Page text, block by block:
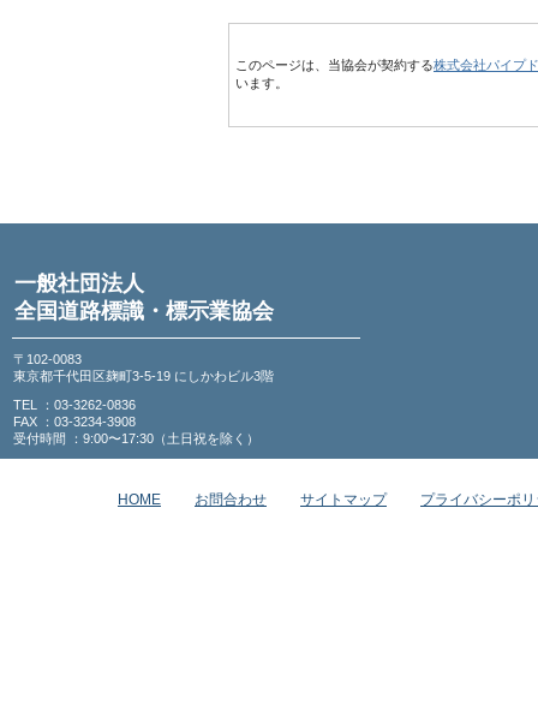
このページは、当協会が契約する株式会社パイプ
います。
一般社団法人
全国道路標識・標示業協会
〒102-0083
東京都千代田区麹町3-5-19 にしかわビル3階
TEL ：03-3262-0836
FAX ：03-3234-3908
受付時間 ：9:00〜17:30（土日祝を除く）
HOME お問合わせ サイトマップ プライバシーポ